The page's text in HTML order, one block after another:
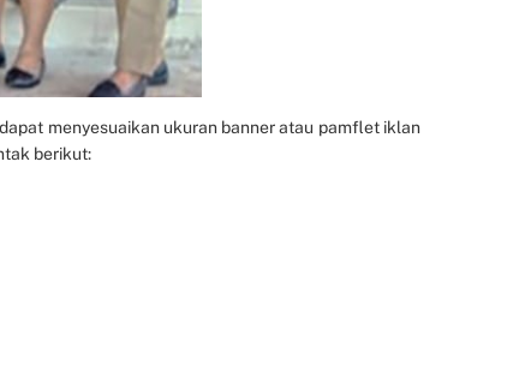
menyesuaikan ukuran banner atau pamflet iklan
berikut: